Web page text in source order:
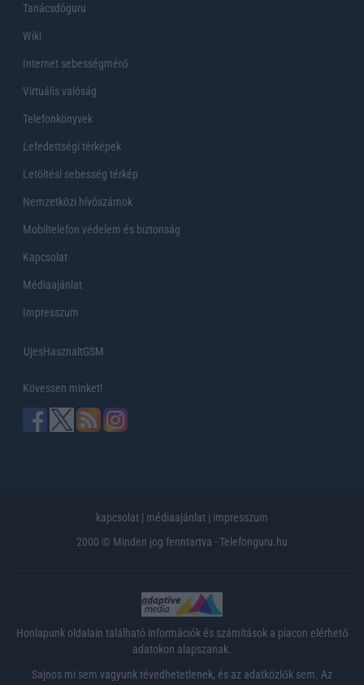
Tanácsdóguru
Wiki
Internet sebességmérő
Virtuális valóság
Telefonkönyvek
Lefedettségi térképek
Letöltési sebesség térkép
Nemzetközi hívószámok
Mobiltelefon védelem és biztonság
Kapcsolat
Médiaajánlat
Impresszum
UjesHasznaltGSM
Kövessen minket!
kapcsolat | médiaajánlat | impresszum
2000 © Minden jog fenntartva - Telefonguru.hu
Honlapunk oldalain található információk és számítások a piacon elérhető
adatokon alapszanak.
Sajnos mi sem vagyunk tévedhetetlenek, és az adatközlők sem. Az